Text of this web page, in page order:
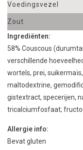
Voedingsvezel
Zout
Ingrediënten:
58% Couscous (
verschillende
wortels, prei,
maltodextrine,
gistextract, specerijen,
tricalciumfosfaat;
Allergie info:
Bevat gluten